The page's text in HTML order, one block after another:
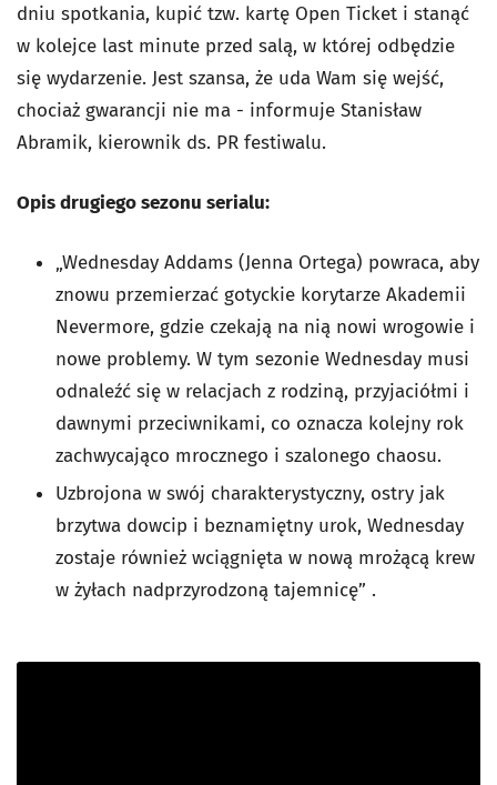
dniu spotkania, kupić tzw. kartę Open Ticket i stanąć
w kolejce last minute przed salą, w której odbędzie
się wydarzenie. Jest szansa, że uda Wam się wejść,
chociaż gwarancji nie ma - informuje Stanisław
Abramik, kierownik ds. PR festiwalu.
Opis drugiego sezonu serialu:
„Wednesday Addams (Jenna Ortega) powraca, aby
znowu przemierzać gotyckie korytarze Akademii
Nevermore, gdzie czekają na nią nowi wrogowie i
nowe problemy. W tym sezonie Wednesday musi
odnaleźć się w relacjach z rodziną, przyjaciółmi i
dawnymi przeciwnikami, co oznacza kolejny rok
zachwycająco mrocznego i szalonego chaosu.
Uzbrojona w swój charakterystyczny, ostry jak
brzytwa dowcip i beznamiętny urok, Wednesday
zostaje również wciągnięta w nową mrożącą krew
w żyłach nadprzyrodzoną tajemnicę” .